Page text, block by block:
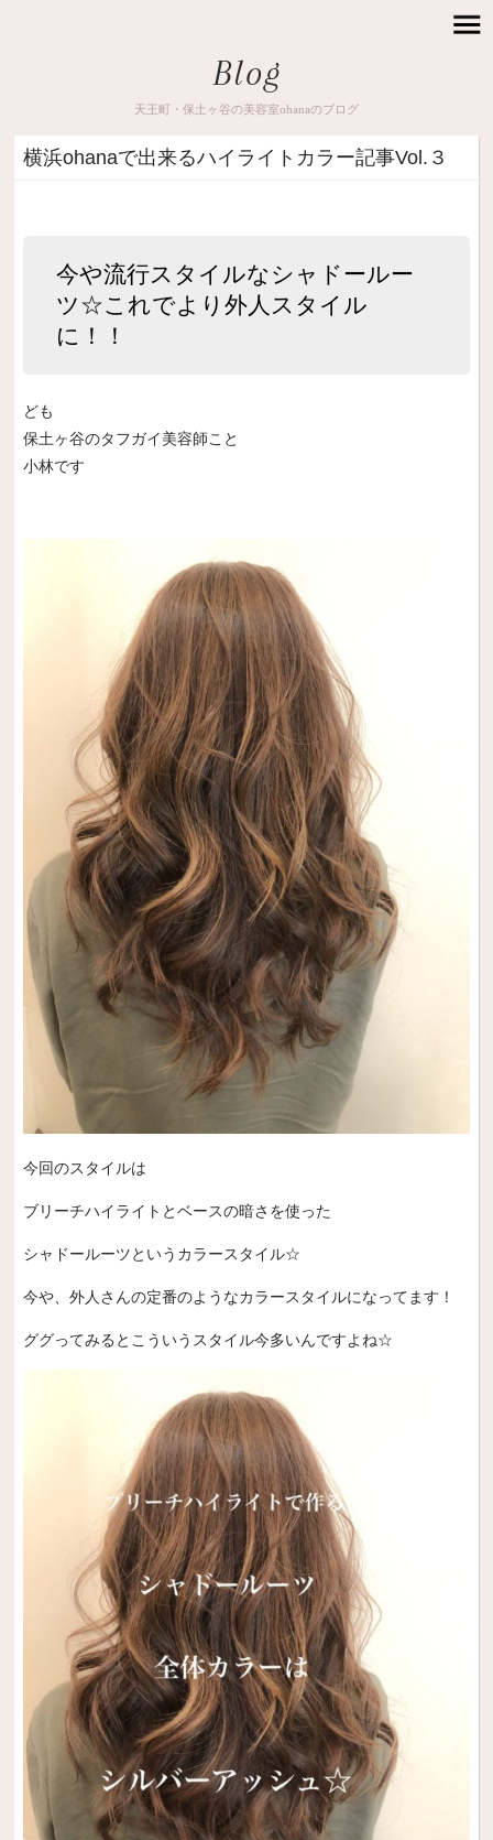
Blog
天王町・保土ヶ谷の美容室ohanaのブログ
横浜ohanaで出来るハイライトカラー記事Vol.３
今や流行スタイルなシャドールー
ツ☆これでより外人スタイル
に！！
ども
保土ヶ谷のタフガイ美容師こと
小林です
今回のスタイルは
ブリーチハイライトとベースの暗さを使った
シャドールーツというカラースタイル☆
今や、外人さんの定番のようなカラースタイルになってます！
ググってみるとこういうスタイル今多いんですよね☆